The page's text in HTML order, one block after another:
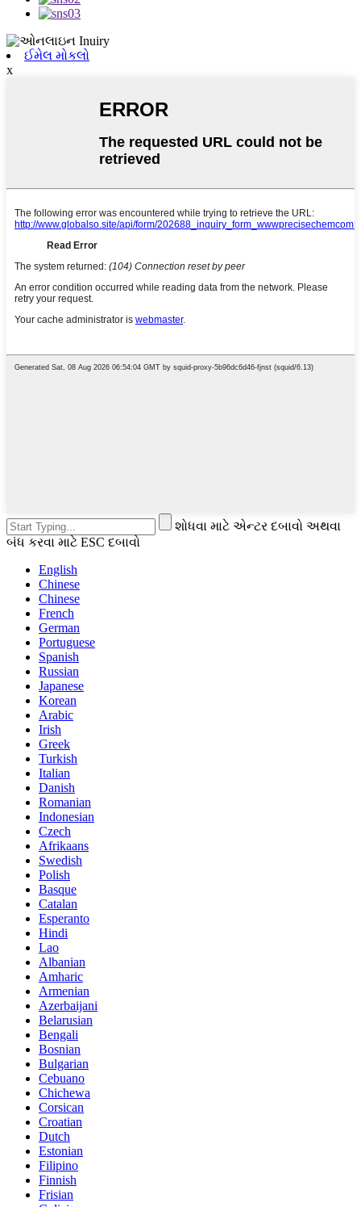
ઈમેલ મોકલો
x
શોધવા માટે એન્ટર દબાવો અથવા
બંધ કરવા માટે ESC દબાવો
English
Chinese
Chinese
French
German
Portuguese
Spanish
Russian
Japanese
Korean
Arabic
Irish
Greek
Turkish
Italian
Danish
Romanian
Indonesian
Czech
Afrikaans
Swedish
Polish
Basque
Catalan
Esperanto
Hindi
Lao
Albanian
Amharic
Armenian
Azerbaijani
Belarusian
Bengali
Bosnian
Bulgarian
Cebuano
Chichewa
Corsican
Croatian
Dutch
Estonian
Filipino
Finnish
Frisian